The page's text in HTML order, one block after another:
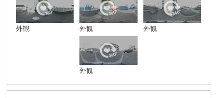
外観 外観 外観
外観